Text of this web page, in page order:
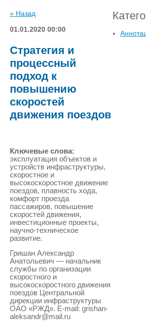
« Назад
01.01.2020 00:00
Стратегия и
процессный
подход к
повышению
скоростей
движения поездов
Ключевые слова:
эксплуатация объектов и
устройств инфраструктуры,
скоростное и
высокоскоростное движение
поездов, плавность хода,
комфорт проезда
пассажиров, повышение
скоростей движения,
инвестиционные проекты,
научно-техническое
развитие.
Гришан Александр
Анатольевич — начальник
службы по организации
скоростного и
высокоскоростного движения
поездов Центральной
дирекции инфраструктуры
ОАО «РЖД». E-mail: grishan-
aleksandr@mail.ru